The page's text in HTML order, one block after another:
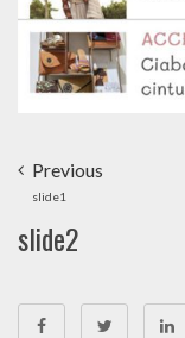
Previous
slide1
slide2